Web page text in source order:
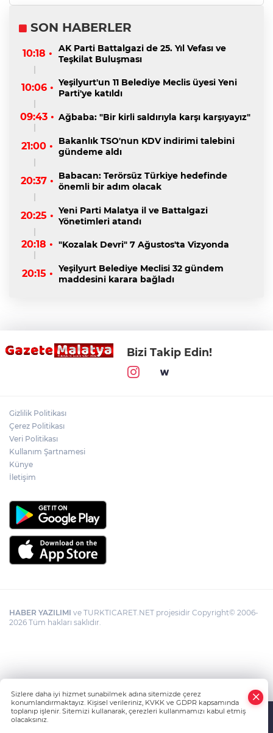
SON HABERLER
10:18 •
AK Parti Battalgazi de 25. Yıl Vefası ve
Teşkilat Buluşması
10:06 • Yeşilyurt'un 11 Belediye Meclis üyesi Yeni
Parti'ye katıldı
09:43 • Ağbaba: "Bir kirli saldırıyla karşı karşıyayız"
21:00 •
Bakanlık TSO'nun KDV indirimi talebini
gündeme aldı
20:37 • Babacan: Terörsüz Türkiye hedefinde
önemli bir adım olacak
20:25 • Yeni Parti Malatya il ve Battalgazi
Yönetimleri atandı
20:18 • "Kozalak Devri" 7 Ağustos'ta Vizyonda
20:15 • Yeşilyurt Belediye Meclisi 32 gündem
maddesini karara bağladı
Bizi Takip Edin!
Gizlilik Politikası
Çerez Politikası
Veri Politikası
Kullanım Şartnamesi
Künye
İletişim
HABER YAZILIMI ve TURKTICARET.NET projesidir Copyright© 2006-
2026 Tüm hakları saklıdır.
Sizlere daha iyi hizmet sunabilmek adına sitemizde çerez
konumlandırmaktayız. Kişisel verileriniz, KVKK ve GDPR kapsamında
toplanıp işlenir. Sitemizi kullanarak, çerezleri kullanmamızı kabul etmiş
olacaksınız.